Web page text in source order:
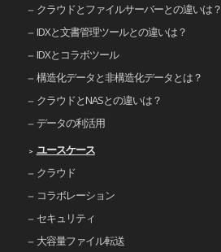
クラウドとファイルサーバーとの違いは？
IDXと文書管理ツールとの違いは？
IDXとコラボツール
構造化データと非構造化データとは？
クラウドとNASとの違いは？
データの利活用
ユースケース
クラウド
コラボレーション
セキュリティ
大容量ファイル転送